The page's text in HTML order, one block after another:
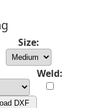
Size:
Weld:
DXF